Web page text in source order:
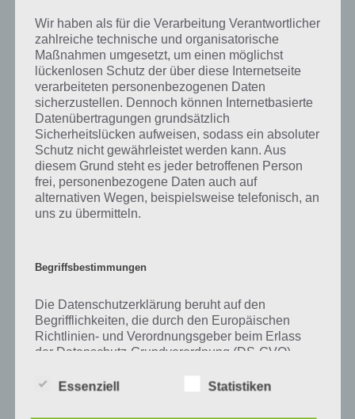
kurze Begriffserklärung!
Zu Rabe haben wir zunächst keine weiteren Informationen parat!
Auf WhatsApp teilen Teilen auf Facebook
Tweet auf Twitter
Wir haben als für die Verarbeitung Verantwortlicher
zahlreiche technische und organisatorische
Maßnahmen umgesetzt, um einen möglichst
lückenlosen Schutz der über diese Internetseite
verarbeiteten personenbezogenen Daten
sicherzustellen. Dennoch können Internetbasierte
Datenübertragungen grundsätzlich
Sicherheitslücken aufweisen, sodass ein absoluter
Schutz nicht gewährleistet werden kann. Aus
diesem Grund steht es jeder betroffenen Person
frei, personenbezogene Daten auch auf
alternativen Wegen, beispielsweise telefonisch, an
uns zu übermitteln.
Begriffsbestimmungen
Die Datenschutzerklärung beruht auf den
Begrifflichkeiten, die durch den Europäischen
Richtlinien- und Verordnungsgeber beim Erlass
der Datenschutz-Grundverordnung (DS-GVO)
soll sowohl für die Öffentlichkeit als auch für
lesbar und verständlich sein. Um dies zu
Essenziell Statistiken